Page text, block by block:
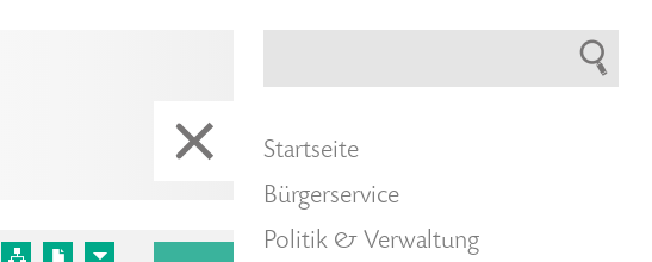
Startseite
Bürgerservice
Politik & Verwaltung